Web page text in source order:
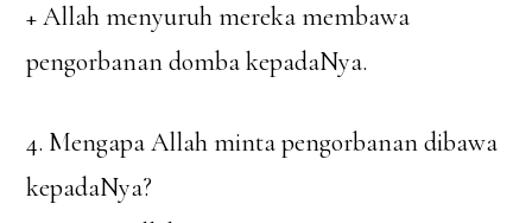
+ Allah menyuruh mereka membawa
pengorbanan domba kepadaNya.
4. Mengapa Allah minta pengorbanan dibawa
kepadaNya?